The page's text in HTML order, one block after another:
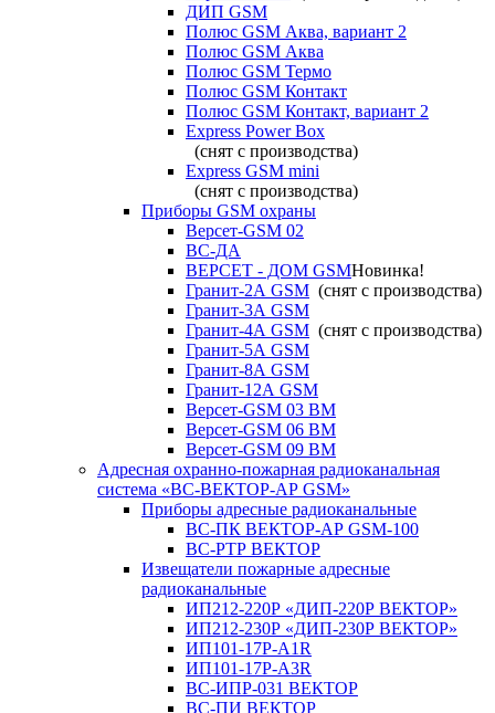
ДИП GSM
Полюс GSM Аква, вариант 2
Полюс GSM Аква
Полюс GSM Термо
Полюс GSM Контакт
Полюс GSM Контакт, вариант 2
Express Power Box
(снят с производства)
Express GSM mini
(снят с производства)
Приборы GSM охраны
Версет-GSM 02
ВС-ДА
ВЕРСЕТ - ДОМ GSMНовинка!
Гранит-2А GSM (снят с производства)
Гранит-3А GSM
Гранит-4А GSM (снят с производства)
Гранит-5А GSM
Гранит-8А GSM
Гранит-12А GSM
Версет-GSM 03 ВМ
Версет-GSM 06 ВМ
Версет-GSM 09 ВМ
Адресная охранно-пожарная радиоканальная
система «ВС-ВЕКТОР-АР GSM»
Приборы адресные радиоканальные
ВС-ПК ВЕКТОР-АР GSM-100
ВС-РТР ВЕКТОР
Извещатели пожарные адресные
радиоканальные
ИП212-220Р «ДИП-220Р ВЕКТОР»
ИП212-230Р «ДИП-230Р ВЕКТОР»
ИП101-17Р-A1R
ИП101-17Р-A3R
ВС-ИПР-031 ВЕКТОР
ВС-ПИ ВЕКТОР